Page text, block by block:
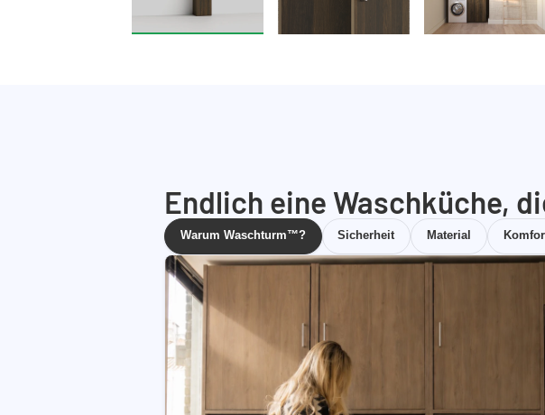
Endlich eine Waschküche,
Warum Waschturm™? Sicherheit Material